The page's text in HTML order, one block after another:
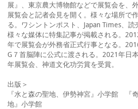
展』、東京農大博物館などで展覧会を、
展覧会と記者会見を開く。様々な場所で
る。ワシントンポスト、Japan Times、
様々な媒体に特集記事が掲載される。
年で展覧会が外務省正式行事となる。
G７首脳陣に公式に渡される。2021年日
年展覧会、神道文化功労賞を受賞。
出版＞
『水と森の聖地、伊勢神宮』小学館 『
地』小学館